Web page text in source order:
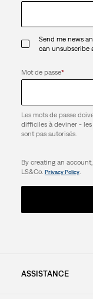
Send me news
can unsubscribe
Mot de passe*
Les mots de passe
difficiles à deviner -
sont pas autorisés.
By creating an
LS&Co. Privacy Policy.
ASSISTANCE